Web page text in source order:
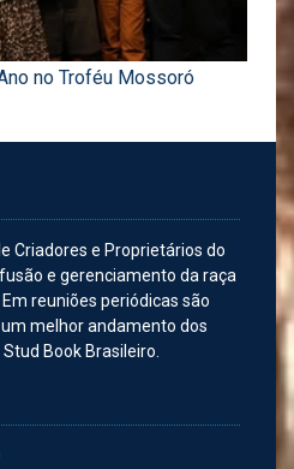
no Troféu Mossoró
Criadores e Proprietários do
e gerenciamento da raça
reuniões periódicas são
melhor andamento dos
Book Brasileiro.